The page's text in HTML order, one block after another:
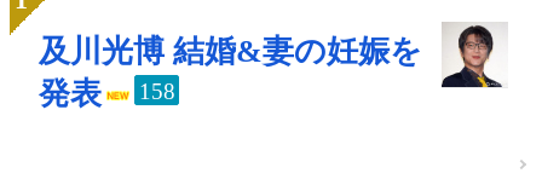
及川光博 結婚&妻の妊娠を
発表
158